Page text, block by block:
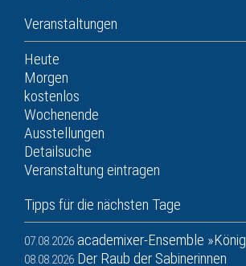
Veranstaltungen
Heute
Morgen
kostenlos
Wochenende
Ausstellungen
Detailsuche
Veranstaltung eintragen
Tipps für die nächsten Tage
07.08.2026 academixer-Ensemble
08.08.2026 Der Raub der Sabinerinnen